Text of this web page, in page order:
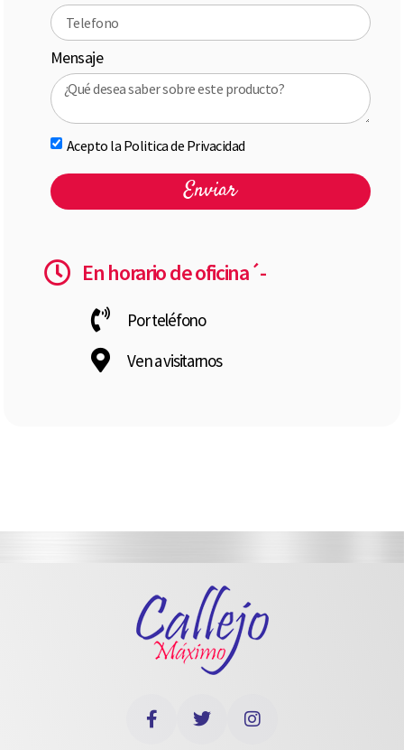
Mensaje
Acepto la Politica de Privacidad
Enviar
En horario de oficina´-
Por teléfono
Ven a visitarnos